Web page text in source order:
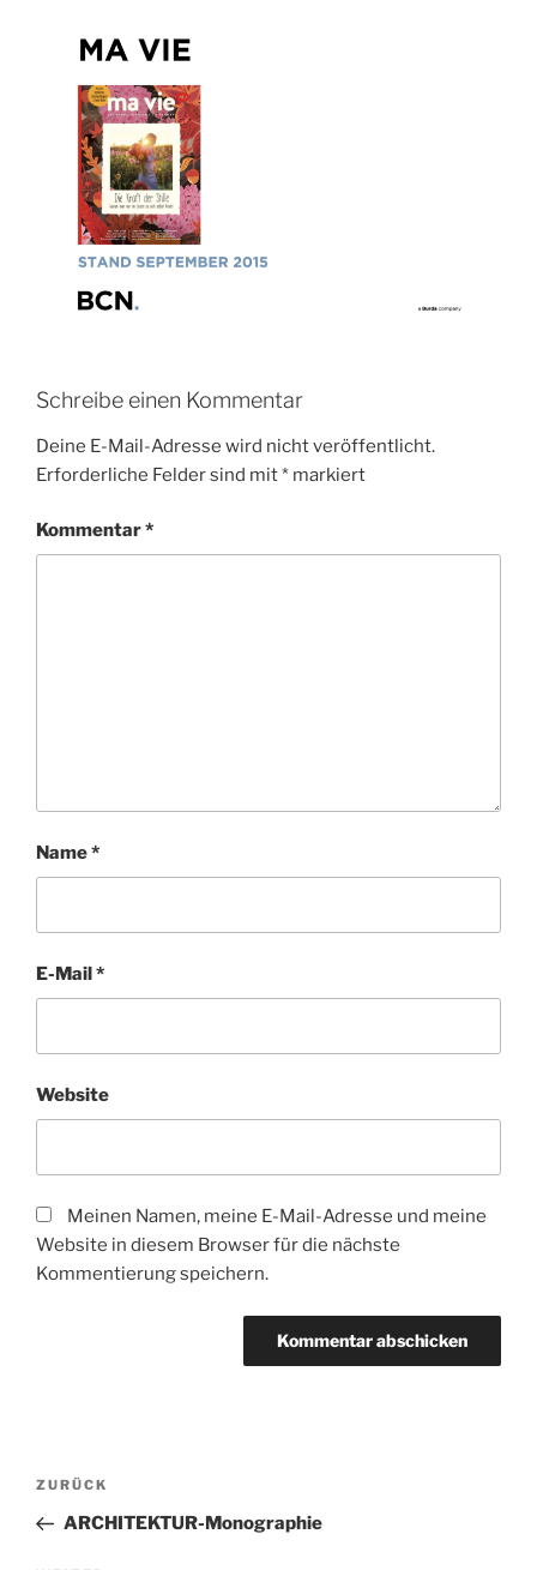
Schreibe einen Kommentar
Deine E-Mail-Adresse wird nicht veröffentlicht.
Erforderliche Felder sind mit* markiert
Kommentar*
Name*
E-Mail *
Website
Meinen Namen, meine E-Mail-Adresse und meine
Website in diesem Browser für die nächste
Kommentierung speichern.
Beitrags-
Vorheriger
Beitrag
ZURÜCK
ARCHITEKTUR-Monographie